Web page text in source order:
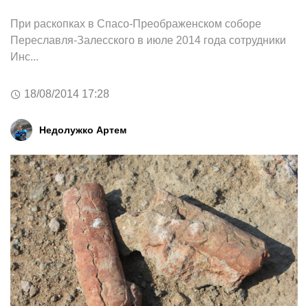
При раскопках в Спасо-Преображенском соборе
Переславля-Залесского в июле 2014 года сотрудники
Инс...
18/08/2014 17:28
Недолужко Артем